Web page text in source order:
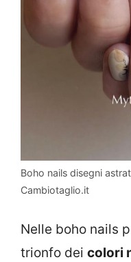
Boho nails disegni
Cambiotaglio.it
Nelle boho nails
trionfo dei colori